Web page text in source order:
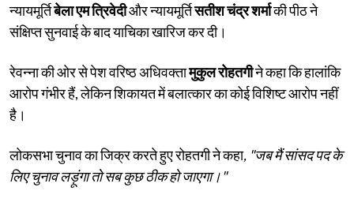
न्यायमूर्तिबेला एम त्रिवेदीऔर न्यायमूर्तिसतीश चंद्र शर्माकी पीठ ने
संक्षिप्त सुनवाई के बाद याचिका खारिज कर दी।
रेवन्ना की ओर से पेश वरिष्ठ अधिवक्तामुकुल रोहतगीने कहा कि हालांकि
आरोप गंभीर हैं, लेकिन शिकायत में बलात्कार का कोई विशिष्ट आरोप नहीं
है।
लोकसभा चुनाव का जिक्र करते हुए रोहतगी ने कहा, "जब मैं सांसद पद के
लिए चुनाव लड़ूंगा तो सब कुछ ठीक हो जाएगा।"